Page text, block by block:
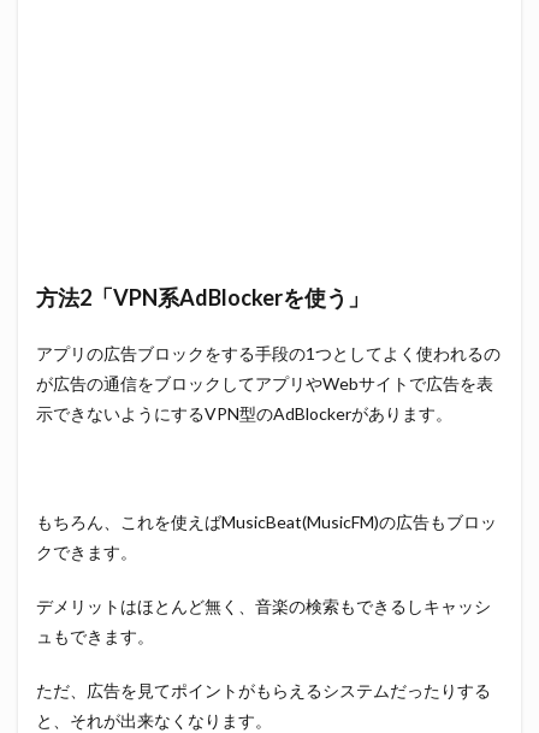
方法2「VPN系AdBlockerを使う」
アプリの広告ブロックをする手段の1つとしてよく使われるの
が広告の通信をブロックしてアプリやWebサイトで広告を表
示できないようにするVPN型のAdBlockerがあります。
もちろん、これを使えばMusicBeat(MusicFM)の広告もブロッ
クできます。
デメリットはほとんど無く、音楽の検索もできるしキャッシ
ュもできます。
ただ、広告を見てポイントがもらえるシステムだったりする
と、それが出来なくなります。